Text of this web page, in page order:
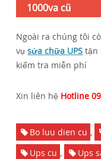
1000va cũ
Ngoài ra chúng tôi
vụsửa chữa UPS tận
kiểm tra miễn phí
Xin liên hệ Hotline
Bo luu dien cu ,
Ups cu , Ups